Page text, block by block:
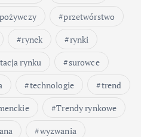
przetwórstwo
rynek
rynki
rynku
surowce
technologie
trend
Trendy rynkowe
wyzwania